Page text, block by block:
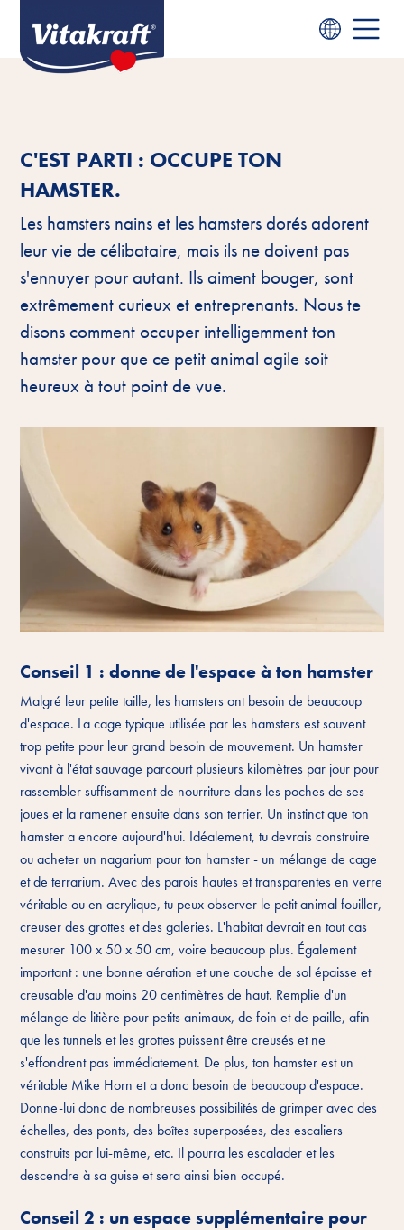
C'EST PARTI : OCCUPE TON
HAMSTER.
Les hamsters nains et les hamsters dorés adorent
leur vie de célibataire, mais ils ne doivent pas
s'ennuyer pour autant. Ils aiment bouger, sont
extrêmement curieux et entreprenants. Nous te
disons comment occuper intelligemment ton
hamster pour que ce petit animal agile soit
heureux à tout point de vue.
Conseil 1 : donne de l'espace à ton hamster
Malgré leur petite taille, les hamsters ont besoin de beaucoup
d'espace. La cage typique utilisée par les hamsters est souvent
trop petite pour leur grand besoin de mouvement. Un hamster
vivant à l'état sauvage parcourt plusieurs kilomètres par jour pour
rassembler suffisamment de nourriture dans les poches de ses
joues et la ramener ensuite dans son terrier. Un instinct que ton
hamster a encore aujourd'hui. Idéalement, tu devrais construire
ou acheter un nagarium pour ton hamster - un mélange de cage
et de terrarium. Avec des parois hautes et transparentes en verre
véritable ou en acrylique, tu peux observer le petit animal fouiller,
creuser des grottes et des galeries. L'habitat devrait en tout cas
mesurer 100 x 50 x 50 cm, voire beaucoup plus. Également
important : une bonne aération et une couche de sol épaisse et
creusable d'au moins 20 centimètres de haut. Remplie d'un
mélange de litière pour petits animaux, de foin et de paille, afin
que les tunnels et les grottes puissent être creusés et ne
s'effondrent pas immédiatement. De plus, ton hamster est un
véritable Mike Horn et a donc besoin de beaucoup d'espace.
Donne-lui donc de nombreuses possibilités de grimper avec des
échelles, des ponts, des boîtes superposées, des escaliers
construits par lui-même, etc. Il pourra les escalader et les
descendre à sa guise et sera ainsi bien occupé.
Conseil 2 : un espace supplémentaire pour